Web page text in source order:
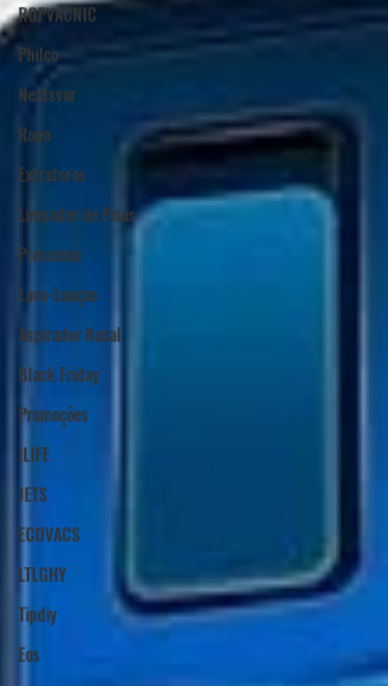
ROPVACNIC
Philco
Neatsvor
Ropo
Extratoras
Limpador de Pisos
Proscenic
Lava-Louças
Aspirador Nasal
Black Friday
Promoções
ILIFE
JETS
ECOVACS
LTLGHY
Tipdiy
Eos